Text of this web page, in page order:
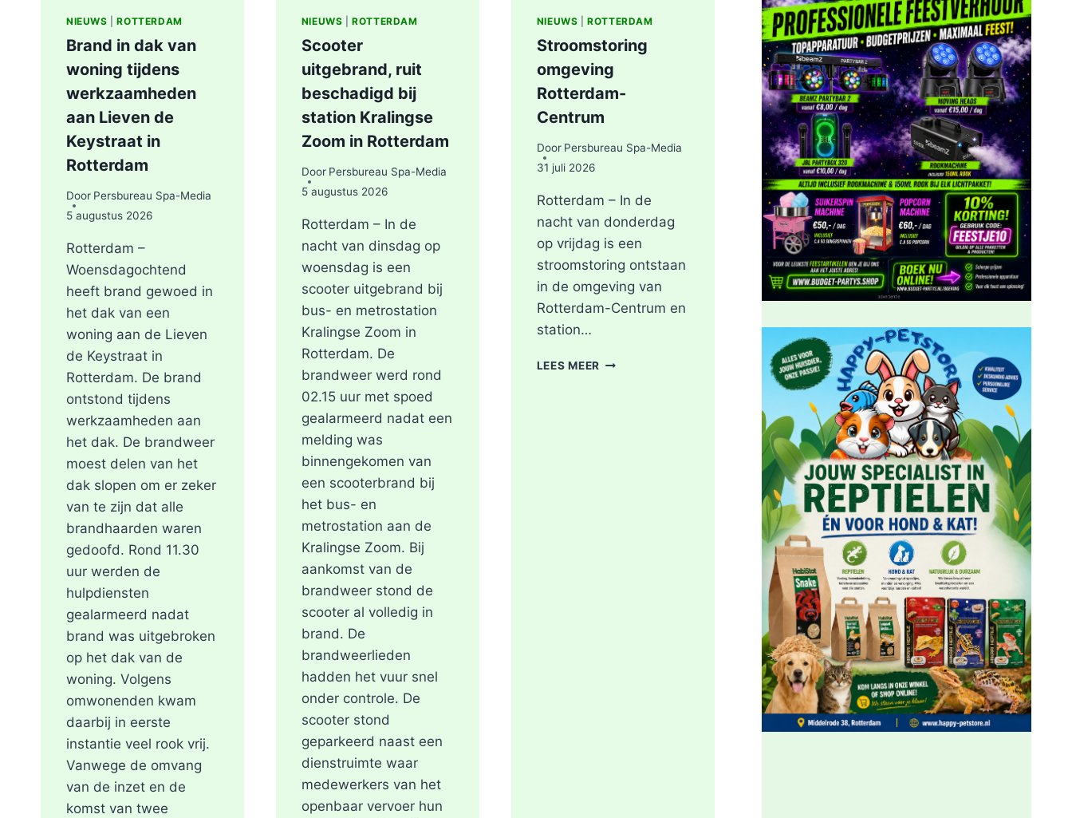
NIEUWS |ROTTERDAM
Brand in dak van
woning tijdens
werkzaamheden
aan Lieven de
Keystraat in
Rotterdam
Door Persbureau Spa-Media
5 augustus 2026
Rotterdam –
Woensdagochtend
heeft brand gewoed in
het dak van een
woning aan de Lieven
de Keystraat in
Rotterdam. De brand
ontstond tijdens
werkzaamheden aan
het dak. De brandweer
moest delen van het
dak slopen om er zeker
van te zijn dat alle
brandhaarden waren
gedoofd. Rond 11.30
uur werden de
hulpdiensten
gealarmeerd nadat
brand was uitgebroken
op het dak van de
woning. Volgens
omwonenden kwam
daarbij in eerste
instantie veel rook vrij.
Vanwege de omvang
van de inzet en de
komst van twee
NIEUWS |ROTTERDAM
Scooter
uitgebrand, ruit
beschadigd bij
station Kralingse
Zoom in Rotterdam
Door Persbureau Spa-Media
5 augustus 2026
Rotterdam – In de
nacht van dinsdag op
woensdag is een
scooter uitgebrand bij
bus- en metrostation
Kralingse Zoom in
Rotterdam. De
brandweer werd rond
02.15 uur met spoed
gealarmeerd nadat een
melding was
binnengekomen van
een scooterbrand bij
het bus- en
metrostation aan de
Kralingse Zoom. Bij
aankomst van de
brandweer stond de
scooter al volledig in
brand. De
brandweerlieden
hadden het vuur snel
onder controle. De
scooter stond
geparkeerd naast een
dienstruimte waar
medewerkers van het
openbaar vervoer hun
NIEUWS |ROTTERDAM
Stroomstoring
omgeving
Rotterdam-
Centrum
Door Persbureau Spa-Media
31 juli 2026
Rotterdam – In de
nacht van donderdag
op vrijdag is een
stroomstoring ontstaan
in de omgeving van
Rotterdam-Centrum en
station…
LEES MEERSTROOMSTORING